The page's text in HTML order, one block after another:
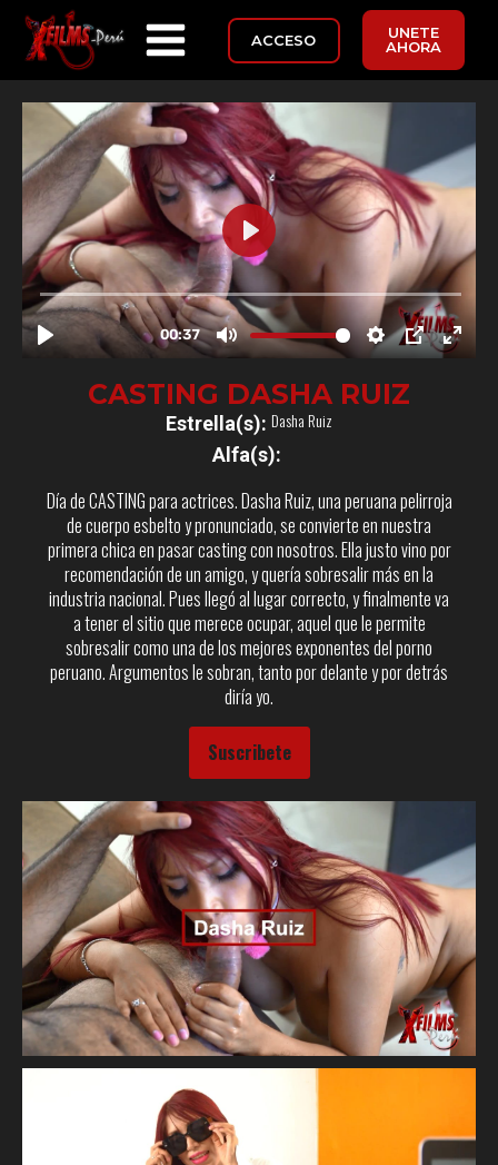
ACCESO
UNETE
AHORA
CASTING DASHA RUIZ
Estrella(s): Dasha Ruiz
Alfa(s):
Día de CASTING para actrices. Dasha Ruiz, una peruana pelirroja
de cuerpo esbelto y pronunciado, se convierte en nuestra
primera chica en pasar casting con nosotros. Ella justo vino por
recomendación de un amigo, y quería sobresalir más en la
industria nacional. Pues llegó al lugar correcto, y finalmente va
a tener el sitio que merece ocupar, aquel que le permite
sobresalir como una de los mejores exponentes del porno
peruano. Argumentos le sobran, tanto por delante y por detrás
diría yo.
Suscribete